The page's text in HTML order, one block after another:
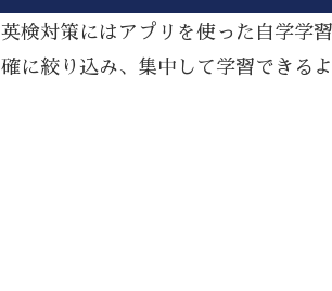
英検対策にはアプリを使った自学学
確に絞り込み、集中して学習できる